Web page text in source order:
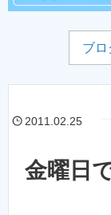
ブロ
2011.02.25
金曜日